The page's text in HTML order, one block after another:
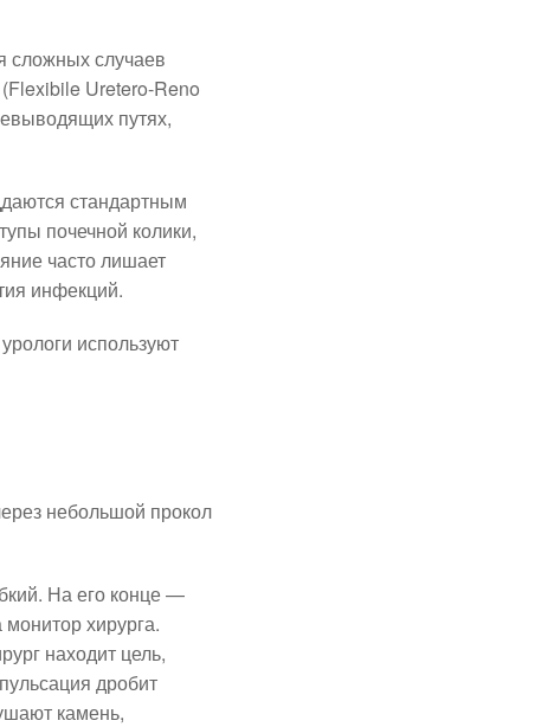
сложных случаев
Uretero-Reno
путях,
стандартным
почечной колики,
часто лишает
инфекций.
используют
небольшой прокол
На его конце —
хирурга.
находит цель,
дробит
камень,